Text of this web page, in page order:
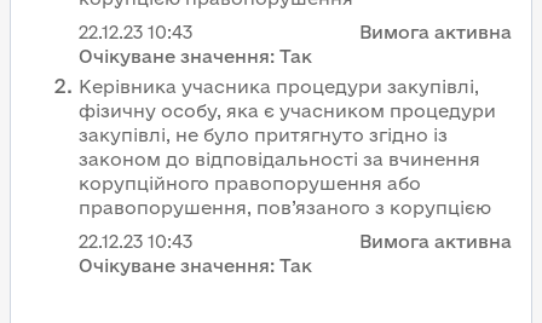
22.12.23 10:43
Вимога активна
Очікуване значення: Так
Керівника учасника процедури закупівлі,
фізичну особу, яка є учасником процедури
закупівлі, не було притягнуто згідно із
законом до відповідальності за вчинення
корупційного правопорушення або
правопорушення, пов’язаного з корупцією
22.12.23 10:43
Вимога активна
Очікуване значення: Так